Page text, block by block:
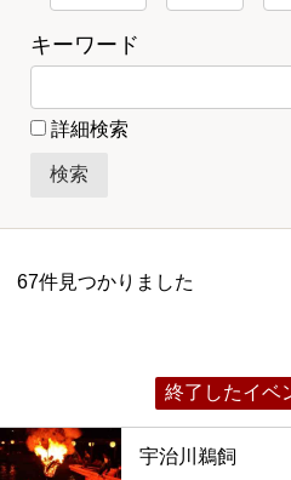
キーワード
詳細検索
カテゴリー
行列・パレード
即売会・フェア
スポ
ペット・動物
催し
67件見つかりました
終了したイベ
宇治川鵜飼